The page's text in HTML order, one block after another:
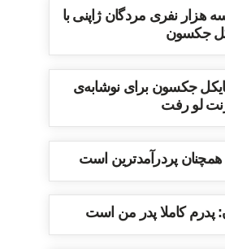
نفری مردگان ژاپنی با
جکسون
مایکل جکسون برای نوشابه‌ی
لو رفت
پردرآمدترین است
کاملا پدر من است